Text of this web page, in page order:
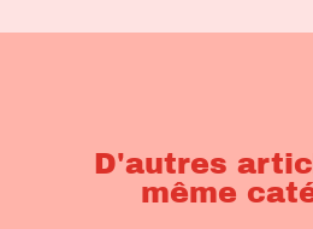
D'autres
même